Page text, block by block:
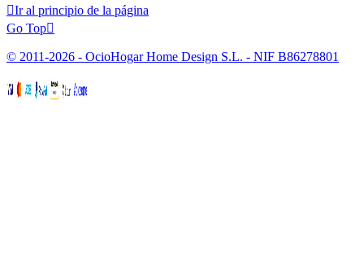
Ir al principio de la página
Go Top
© 2011-2026 - OcioHogar Home Design S.L. - NIF B86278801